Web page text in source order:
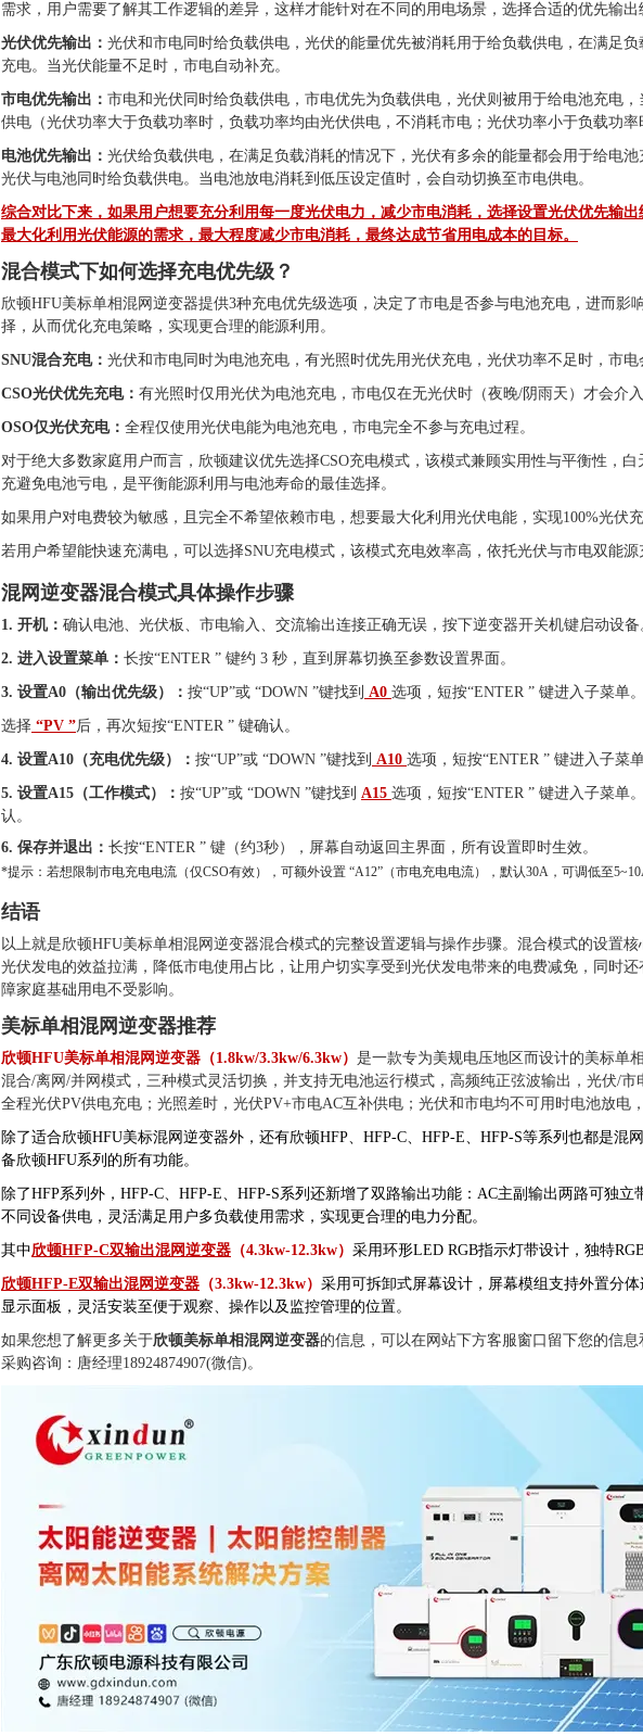
需求，用户需要了解其工作逻辑的差异，这样才能针对在不同的用电场景，选择合适的优先输
光伏优先输出： 光伏和市电同时给负载供电，光伏的能量优先被消耗用于给负载供电，在满足
充电。当光伏能量不足时，市电自动补充。
市电优先输出： 市电和光伏同时给负载供电，市电优先为负载供电，光伏则被用于给电池充电
供电（光伏功率大于负载功率时，负载功率均由光伏供电，不消耗市电；光伏功率小于负载功率
电池优先输出： 光伏给负载供电，在满足负载消耗的情况下，光伏有多余的能量都会用于给电
光伏与电池同时给负载供电。当电池放电消耗到低压设定值时，会自动切换至市电供电。
综合对比下来，如果用户想要充分利用每一度光伏电力，减少市电消耗，选择设置光伏优先输出
最大化利用光伏能源的需求，最大程度减少市电消耗，最终达成节省用电成本的目标。
混合模式下如何选择充电优先级？
欣顿HFU美标单相混网逆变器提供3种充电优先级选项，决定了市电是否参与电池充电，进而
择，从而优化充电策略，实现更合理的能源利用。
SNU混合充电： 光伏和市电同时为电池充电，有光照时优先用光伏充电，光伏功率不足时，市电
CSO光伏优先充电： 有光照时仅用光伏为电池充电，市电仅在无光伏时（夜晚/阴雨天）才会介
OSO仅光伏充电： 全程仅使用光伏电能为电池充电，市电完全不参与充电过程。
对于绝大多数家庭用户而言，欣顿建议优先选择CSO充电模式，该模式兼顾实用性与平衡性，
充避免电池亏电，是平衡能源利用与电池寿命的最佳选择。
如果用户对电费较为敏感，且完全不希望依赖市电，想要最大化利用光伏电能，实现100%光伏
若用户希望能快速充满电，可以选择SNU充电模式，该模式充电效率高，依托光伏与市电双能源
混网逆变器混合模式具体操作步骤
1. 开机： 确认电池、光伏板、市电输入、交流输出连接正确无误，按下逆变器开关机键启动设备
2. 进入设置菜单： 长按“ENTER ” 键约 3 秒，直到屏幕切换至参数设置界面。
3. 设置A0（输出优先级）： 按“UP”或 “DOWN ”键找到 A0 选项，短按“ENTER ” 键进入子菜单。
选择 “PV ”后，再次短按“ENTER ” 键确认。
4. 设置A10（充电优先级）： 按“UP”或 “DOWN ”键找到 A10 选项，短按“ENTER ” 键进入子菜单
5. 设置A15（工作模式）： 按“UP”或 “DOWN ”键找到 A15 选项，短按“ENTER ” 键进入子菜单。
认。
6. 保存并退出： 长按“ENTER ” 键（约3秒），屏幕自动返回主界面，所有设置即时生效。
*提示：若想限制市电充电电流（仅CSO有效），可额外设置 “A12”（市电充电电流），默认30A，可调低至
结语
以上就是欣顿HFU美标单相混网逆变器混合模式的完整设置逻辑与操作步骤。混合模式的设置
光伏发电的效益拉满，降低市电使用占比，让用户切实享受到光伏发电带来的电费减免，同时
障家庭基础用电不受影响。
美标单相混网逆变器推荐
欣顿HFU美标单相混网逆变器（1.8kw/3.3kw/6.3kw） 是一款专为美规电压地区而设计的美标单
混合/离网/并网模式，三种模式灵活切换，并支持无电池运行模式，高频纯正弦波输出，光伏/
全程光伏PV供电充电；光照差时，光伏PV+市电AC互补供电；光伏和市电均不可用时电池放电
除了适合欣顿HFU美标混网逆变器外，还有欣顿HFP、HFP-C、HFP-E、HFP-S等系列也都是混
备欣顿HFU系列的所有功能。
除了HFP系列外，HFP-C、HFP-E、HFP-S系列还新增了双路输出功能：AC主副输出两路可独
不同设备供电，灵活满足用户多负载使用需求，实现更合理的电力分配。
其中欣顿HFP-C双输出混网逆变器 （4.3kw-12.3kw） 采用环形LED RGB指示灯带设计，独特
欣顿HFP-E双输出混网逆变器 （3.3kw-12.3kw） 采用可拆卸式屏幕设计，屏幕模组支持外置分
显示面板，灵活安装至便于观察、操作以及监控管理的位置。
如果您想了解更多关于欣顿美标单相混网逆变器的信息，可以在网站下方客服窗口留下您的信
采购咨询：唐经理18924874907(微信)。